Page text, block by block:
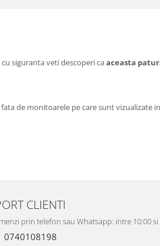
siguranta veti descoperi caaceasta
de monitoarele pe care sunt vizualizate
CLIENTI
prin telefon sau Whatsapp: intre 10:00 si
0740108198